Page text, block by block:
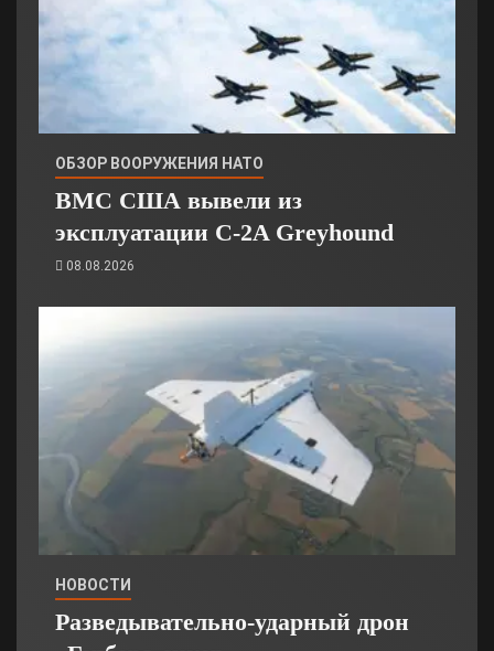
ОБЗОР ВООРУЖЕНИЯ НАТО
ВМС США вывели из
эксплуатации C-2A Greyhound
08.08.2026
НОВОСТИ
Разведывательно-ударный дрон